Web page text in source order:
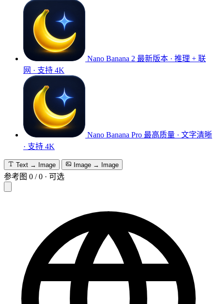
Nano Banana 2 最新版本 · 推理 + 联
网 · 支持 4K
Nano Banana Pro 最高质量 · 文字清晰
· 支持 4K
Text → Image Image → Image
参考图 0 /0 · 可选